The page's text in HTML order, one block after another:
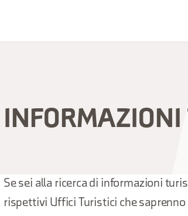
INFORMAZIONI
Se sei alla ricerca di informazioni
rispettivi Uffici Turistici che